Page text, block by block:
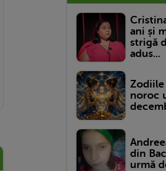
ani și
strigă
adus...
noroc
din
urmă